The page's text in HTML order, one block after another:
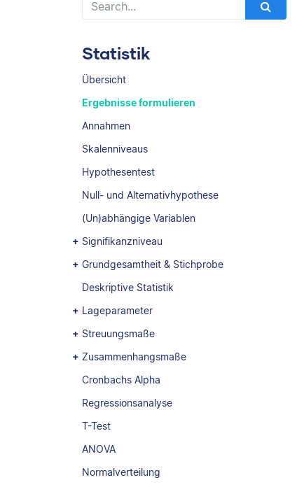
Statistik
Übersicht
Ergebnisse formulieren
Annahmen
Skalenniveaus
Hypothesentest
Null- und Alternativhypothese
(Un)abhängige Variablen
Signifikanzniveau
Grundgesamtheit & Stichprobe
Deskriptive Statistik
Lageparameter
Streuungsmaße
Zusammenhangsmaße
Cronbachs Alpha
Regressionsanalyse
T-Test
ANOVA
Normalverteilung